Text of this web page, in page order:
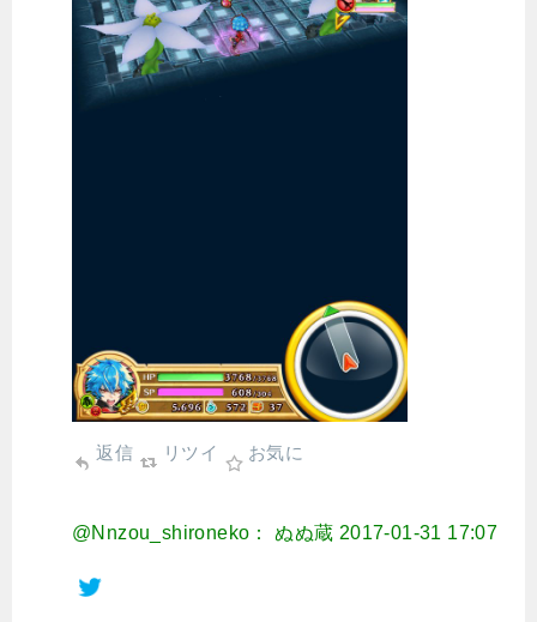
返信 リツイ お気に
@Nnzou_shironeko： ぬぬ蔵 2017-01-31 17:07